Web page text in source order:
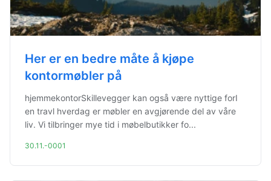
Her er en bedre måte å kjøpe
kontormøbler på
hjemmekontorSkillevegger kan også være nyttige forI
en travl hverdag er møbler en avgjørende del av våre
liv. Vi tilbringer mye tid i møbelbutikker fo...
30.11.-0001